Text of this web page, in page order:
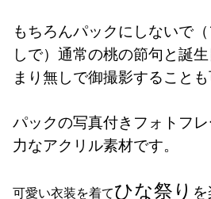
もちろんパックにしないで
しで）通常の桃の節句と誕
まり無しで御撮影することも
パックの写真付きフォトフ
力なアクリル素材です。
可愛い衣装を着てひな祭り